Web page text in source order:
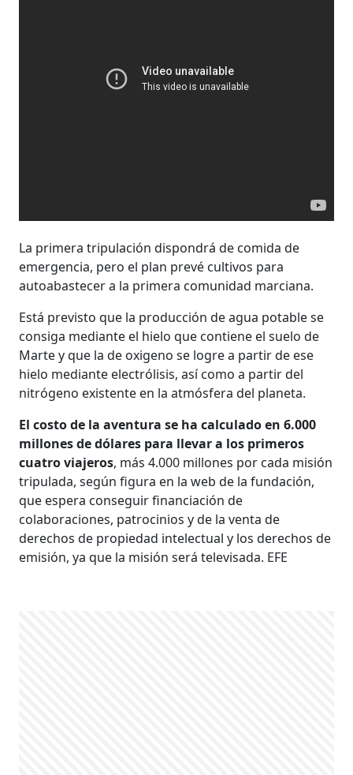
La primera tripulación dispondrá de comida de
emergencia, pero el plan prevé cultivos para
autoabastecer a la primera comunidad marciana.
Está previsto que la producción de agua potable se
consiga mediante el hielo que contiene el suelo de
Marte y que la de oxigeno se logre a partir de ese
hielo mediante electrólisis, así como a partir del
nitrógeno existente en la atmósfera del planeta.
El costo de la aventura se ha calculado en 6.000
millones de dólares para llevar a los primeros
cuatro viajeros, más 4.000 millones por cada misión
tripulada, según figura en la web de la fundación,
que espera conseguir financiación de
colaboraciones, patrocinios y de la venta de
derechos de propiedad intelectual y los derechos de
emisión, ya que la misión será televisada. EFE